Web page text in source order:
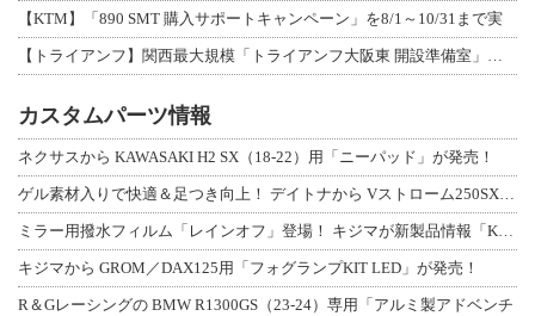
【KTM】「890 SMT 購入サポートキャンペーン」を8/1～10/31まで実
【トライアンフ】関西最大規模「トライアンフ大阪東 開設準備室」がオープン！ 限定
カスタムパーツ情報
ネクサスから KAWASAKI H2 SX（18-22）用「ニーパッド」が発売！
ゲル素材入りで快適＆足つき向上！ デイトナから Vストローム250SX用「快適ロ
ミラー用撥水フィルム「レインオフ」登場！ キジマが新製品情報「KIJIMA NE
キジマから GROM／DAX125用「フォグランプKIT LED」が発売！
R＆Gレーシングの BMW R1300GS（23-24）専用「アルミ製アドベンチ